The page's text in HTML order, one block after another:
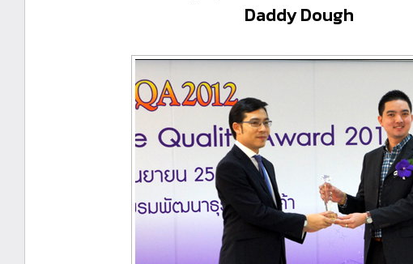
Daddy Dough